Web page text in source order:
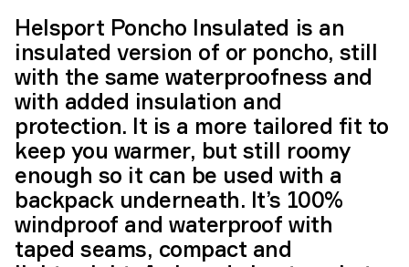
Helsport Poncho Insulated is an
insulated version of or poncho, still
with the same waterproofness and
with added insulation and
protection. It is a more tailored fit to
keep you warmer, but still roomy
enough so it can be used with a
backpack underneath. It’s 100%
windproof and waterproof with
taped seams, compact and